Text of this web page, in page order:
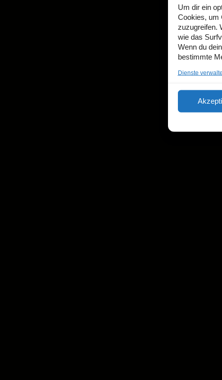
Um dir ein
Cookies, um
zuzugreifen.
wie das
Wenn du
bestimmte
Dienste